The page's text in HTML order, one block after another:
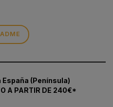
España (Península)
A PARTIR DE 240€*